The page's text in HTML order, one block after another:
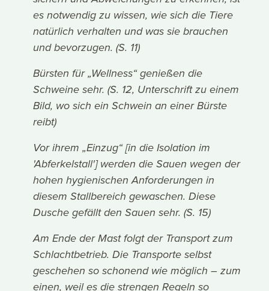
es notwendig zu wissen, wie sich die Tiere
natürlich verhalten und was sie brauchen
und bevorzugen. (S. 11)
Bürsten für „Wellness“ genießen die
Schweine sehr. (S. 12, Unterschrift zu einem
Bild, wo sich ein Schwein an einer Bürste
reibt)
Vor ihrem „Einzug“ [in die Isolation im
'Abferkelstall'] werden die Sauen wegen der
hohen hygienischen Anforderungen in
diesem Stallbereich gewaschen. Diese
Dusche gefällt den Sauen sehr. (S. 15)
Am Ende der Mast folgt der Transport zum
Schlachtbetrieb. Die Transporte selbst
geschehen so schonend wie möglich – zum
einen, weil es die strengen Regeln so